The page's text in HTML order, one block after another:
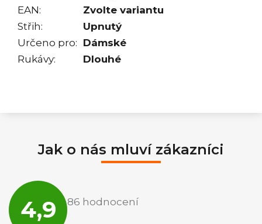
EAN:
Zvolte variantu
Střih:
Upnutý
Určeno pro: Dámské
Rukávy: Dlouhé
Jak o nás mluví zákazníci
4,9
obchodu
je
86 hodnocení